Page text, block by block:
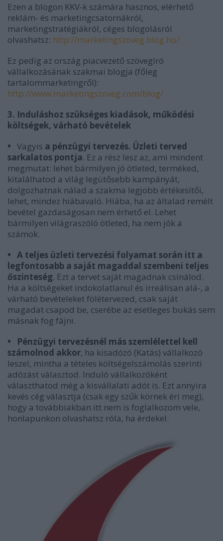
Ezen a blogon KKV-k számára hasznos, elérhető
reklám- és marketingcsatornákról,
marketingstratégiákról, céges blogolásról
olvashatsz: http://marketingszoveg.blog.hu/
Ez pedig az ország piacvezető szövegíró
vállalkozásának szakmai blogja (főleg
tartalommarketingről):
http://www.marketingszoveg.com/blog/
3. Induláshoz szükséges kiadások, működési
költségek, várható bevételek
• Vagyis a pénzügyi tervezés. Üzleti terved
sarkalatos pontja. Ez a rész lesz az, ami mindent
megmutat: lehet bármilyen jó ötleted, terméked,
kitalálhatod a világ legütősebb kampányát,
dolgozhatnak nálad a szakma legjobb értékesítői,
lehet, mindez hiábavaló. Hiába, ha az általad remélt
bevétel gazdaságosan nem érhető el. Lehet
bármilyen világraszóló ötleted, ha nem jók a
számok.
• A teljes üzleti tervezési folyamat során itt a
legfontosabb a saját magaddal szembeni teljes
őszinteség. Ezt a tervet saját magadnak csinálod.
Ha a költségeket indokolatlanul és irreálisan alá-, a
várható bevételeket fölétervezed, csak saját
magadat csapod be, cserébe az esetleges bukás sem
másnak fog fájni.
• Pénzügyi tervezésnél más szemlélettel kell
számolnod akkor, ha kisadózó (Katás) vállalkozó
leszel, mintha a tételes költségelszámolás szerinti
adózást választod. Induló vállalkozóként
választhatod még a kisvállalati adót is. Ezt annyira
kevés cég választja (csak egy szűk körnek éri meg),
hogy a továbbiakban itt nem is foglalkozom vele,
honlapunkon olvashatsz róla, ha érdekel.